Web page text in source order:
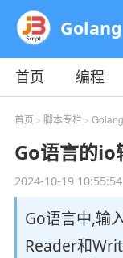
Golang
首页 编程
教程
平面
首页 > 脚本专栏> Golang
Go语言的io
2024-10-19 10:55:54
Go语言中,输
Reader和